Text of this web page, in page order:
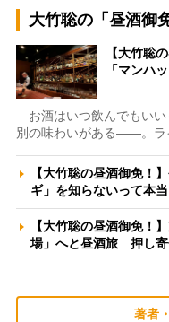
大竹聡の「昼酒御
【大竹聡
「マンハ
お酒はいつ飲んでもいい
別の味わいがある――。ラ
【大竹聡の昼酒御免！
ギ」を知らないって本
【大竹聡の昼酒御免！
場」へと昼酒旅 押し
著者